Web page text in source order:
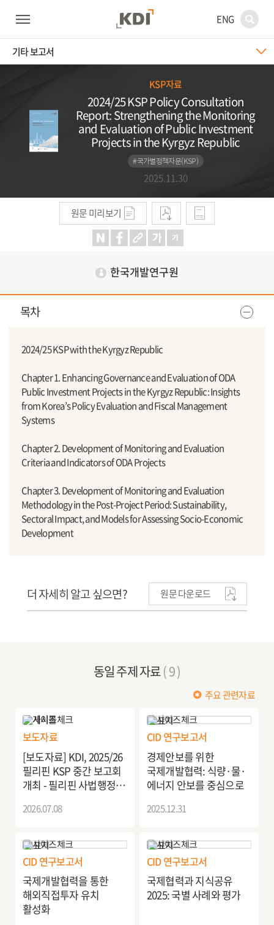
ENG
기타 보고서
KSP자료
2024/25 KSP Policy Consultation
Report: Strengthening the Monitoring
and Evaluation of Public Investment
Projects in the Kyrgyz Republic
#국가별정책자문(KSP)
2025.11.30
원문 미리보기
한국개발연구원
목차
2024/25 KSP with the Kyrgyz Republic
Chapter 1. Enhancing Governance and Evaluation of ODA
Public Investment Projects in the Kyrgyz Republic: Insights
from Korea’s Policy Evaluation and Fiscal Management
Systems
Chapter 2. Development of Monitoring and Evaluation
Criteria and Indicators of ODA Projects
Chapter 3. Development of Monitoring and Evaluation
Methodology in the Post-Project Period: Sustainability,
Sectoral Impact, and Models for Assessing Socio-Economic
Development
더 자세히 알고 싶으면? 원문 다운로드
동일 주제 자료( 9 )
주요 관련자료
보도자료
[보도자료] KDI, 2025/26
필리핀 KSP 중간 보고회
개최 - 필리핀 사법행정
시스템 고도화 방안 -
2026.07.08
CID 연구보고서
경제안보를 위한
국제개발협력: 식량·물·
에너지 안보를 중심으로
2025.12.31
CID 연구보고서
국제개발협력을 통한
해외직접투자 유치
활성화
CID 연구보고서
국제협력과 지식공유
2025: 국별 사례와 평가